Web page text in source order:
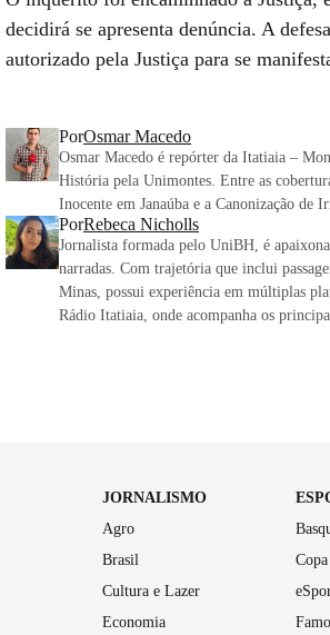
decidirá se apresenta denúncia. A
autorizado pela Justiça para se
PorOsmar Macedo
Osmar Macedo é repórter da Itatiaia –
História pela Unimontes. Entre as
Inocente em Janaúba e a Canonização de
PorRebeca Nicholls
Jornalista formada pelo UniBH, é
narradas. Com trajetória que inclui
Minas, possui experiência em múltiplas
Rádio Itatiaia, onde acompanha os
JORNALISMO
Agro
Brasil
Cultura e Lazer
Economia